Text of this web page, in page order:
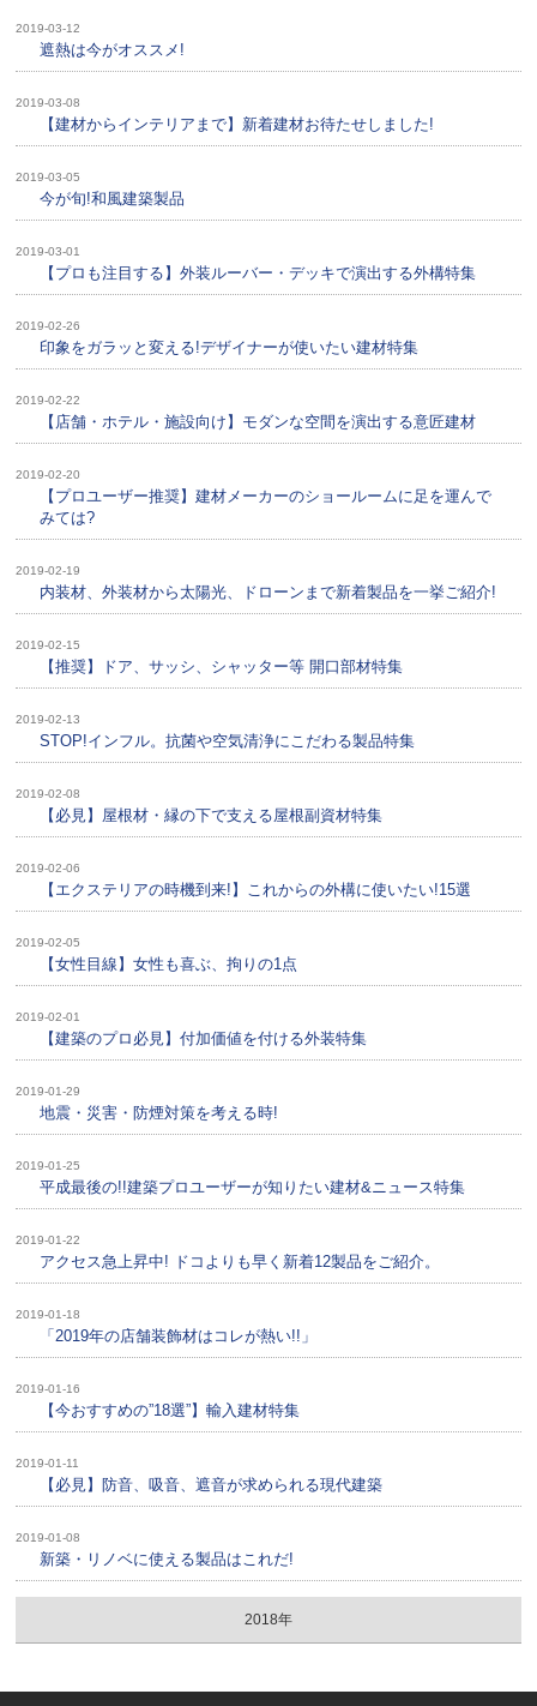
2019-03-12
遮熱は今がオススメ!
2019-03-08
【建材からインテリアまで】新着建材お待たせしました!
2019-03-05
今が旬!和風建築製品
2019-03-01
【プロも注目する】外装ルーバー・デッキで演出する外構特集
2019-02-26
印象をガラッと変える!デザイナーが使いたい建材特集
2019-02-22
【店舗・ホテル・施設向け】モダンな空間を演出する意匠建材
2019-02-20
【プロユーザー推奨】建材メーカーのショールームに足を運んで
みては?
2019-02-19
内装材、外装材から太陽光、ドローンまで新着製品を一挙ご紹介!
2019-02-15
【推奨】ドア、サッシ、シャッター等 開口部材特集
2019-02-13
STOP!インフル。抗菌や空気清浄にこだわる製品特集
2019-02-08
【必見】屋根材・縁の下で支える屋根副資材特集
2019-02-06
【エクステリアの時機到来!】これからの外構に使いたい!15選
2019-02-05
【女性目線】女性も喜ぶ、拘りの1点
2019-02-01
【建築のプロ必見】付加価値を付ける外装特集
2019-01-29
地震・災害・防煙対策を考える時!
2019-01-25
平成最後の!!建築プロユーザーが知りたい建材&ニュース特集
2019-01-22
アクセス急上昇中! ドコよりも早く新着12製品をご紹介。
2019-01-18
「2019年の店舗装飾材はコレが熱い!!」
2019-01-16
【今おすすめの”18選”】輸入建材特集
2019-01-11
【必見】防音、吸音、遮音が求められる現代建築
2019-01-08
新築・リノベに使える製品はこれだ!
2018年